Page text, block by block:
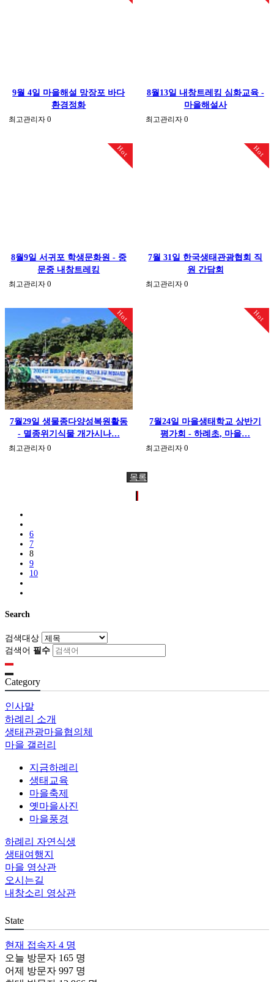
9월 4일 마을해설 망장포 바다
환경정화
최고관리자 0
8월13일 내창트레킹 심화교육 -
마을해설사
최고관리자 0
Hot
8월9일 서귀포 학생문화원 - 중
문중 내창트레킹
최고관리자 0
Hot
7월 31일 한국생태관광협회 직
원 간담회
최고관리자 0
Hot
7월29일 생물종다양성복원활동
- 멸종위기식물 개가시나…
최고관리자 0
Hot
7월24일 마을생태학교 상반기
평가회 - 하례초, 마을…
최고관리자 0
목록
6
7
8
9
10
Search
검색대상
검색어 필수
Category
인사말
하례리 소개
생태관광마을협의체
마을 갤러리
지금하례리
생태교육
마을축제
옛마을사진
마을풍경
하례리 자연식생
생태여행지
마을 영상관
오시는길
내창소리 영상관
State
현재 접속자 4 명
오늘 방문자 165 명
어제 방문자 997 명